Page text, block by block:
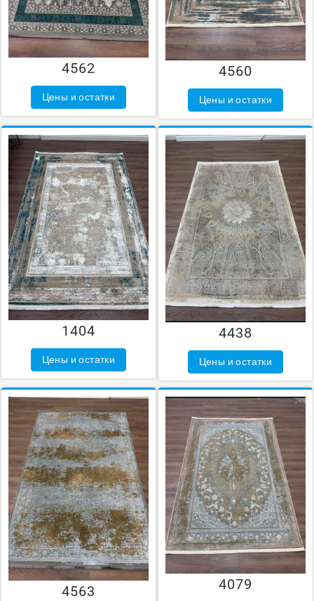
4562
Цены и остатки
4560
Цены и остатки
1404
Цены и остатки
4438
Цены и остатки
4563 4079